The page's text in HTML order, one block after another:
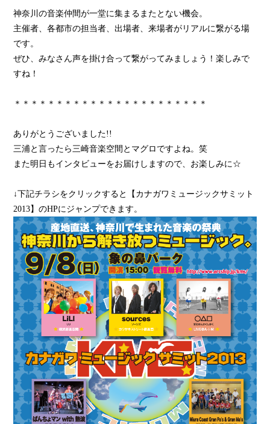
神奈川の音楽仲間が一堂に集まるまたとない機会。
主催者、各都市の担当者、出場者、来場者がリアルに繋がる場
です。
ぜひ、みなさん声を掛け合って繋がってみましょう！楽しみで
すね！
＊＊＊＊＊＊＊＊＊＊＊＊＊＊＊＊＊＊＊＊＊＊＊
ありがとうございました!!
三浦と言ったら三崎音楽空間とマグロですよね。笑
また明日もインタビューをお届けしますので、お楽しみに☆
↓下記チラシをクリックすると【カナガワミュージックサミット
2013】のHPにジャンプできます。